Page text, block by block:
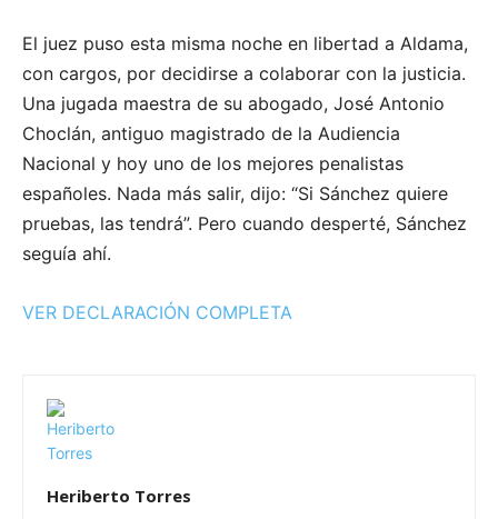
El juez puso esta misma noche en libertad a Aldama,
con cargos, por decidirse a colaborar con la justicia.
Una jugada maestra de su abogado, José Antonio
Choclán, antiguo magistrado de la Audiencia
Nacional y hoy uno de los mejores penalistas
españoles. Nada más salir, dijo: “Si Sánchez quiere
pruebas, las tendrá”. Pero cuando desperté, Sánchez
seguía ahí.
VER DECLARACIÓN COMPLETA
Heriberto Torres